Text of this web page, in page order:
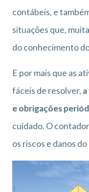
contábeis, e
situações que,
do conhecimento
E por mais que as
fáceis de resolver,
e obrigações
cuidado. O
os riscos e danos